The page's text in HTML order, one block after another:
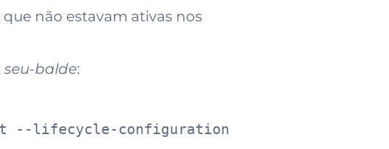
não estavam ativas nos
seu-balde:
--lifecycle-configuration